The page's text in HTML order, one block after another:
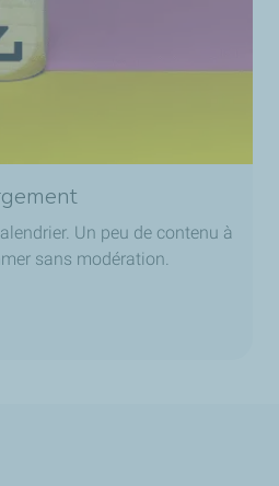
Un peu de contenu à
sans modération.